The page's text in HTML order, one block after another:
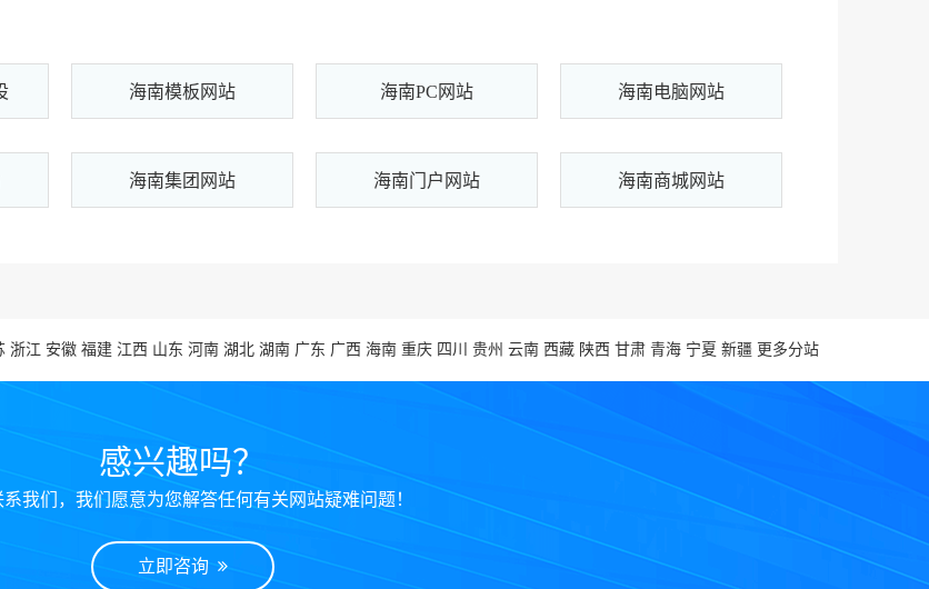
海南模板网站 海南PC网站 海南电脑网站
海南集团网站 海南门户网站 海南商城网站
浙江 安徽 福建 江西 山东 河南 湖北 湖南 广东 广西 海南 重庆 四川 贵州 云南 西藏 陕西 甘肃 青海 宁夏 新疆 更多分站
感兴趣吗？
我们，我们愿意为您解答任何有关网站疑难问题！
立即咨询